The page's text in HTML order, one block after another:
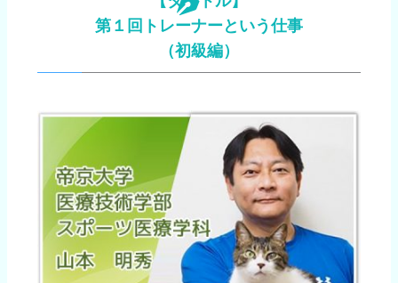
第１回トレーナーという仕事
（初級編）